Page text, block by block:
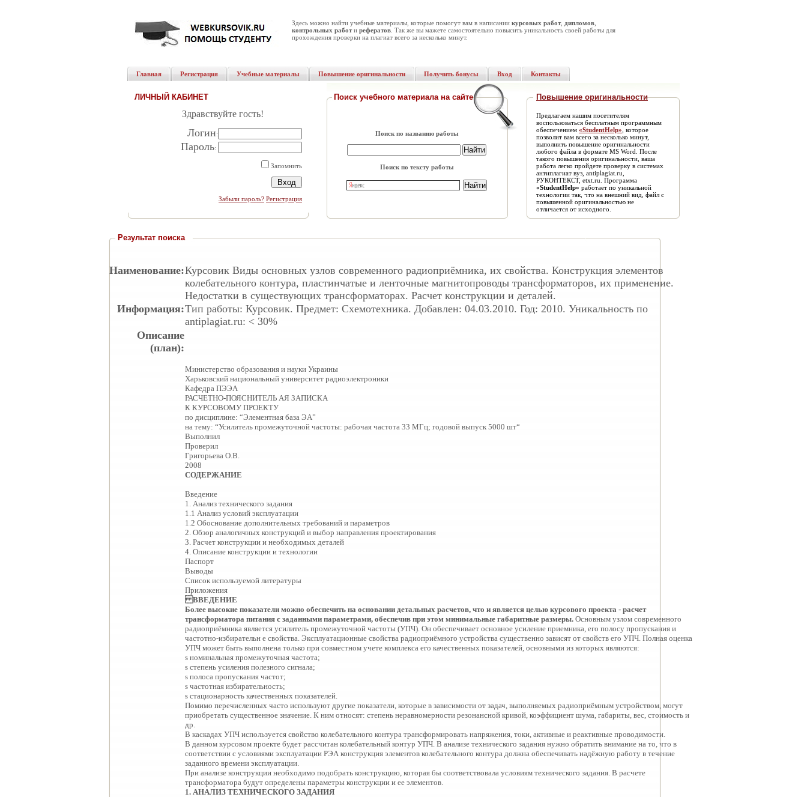
Здесь можно найти учебные материалы, которые помогут вам в написании курсовых работ, дипломов
контрольных работи рефератов . Так же вы мажете самостоятельно повысить уникальность своей работы для
прохождения проверки на плагиат всего за несколько минут.
Главная Регистрация Учебные материалы Повышение оригинальности Получить бонусы Вход Контакты
ЛИЧНЫЙ КАБИНЕТ
Здравствуйте гость!
Логин:
Пароль:
Запомнить
Забыли пароль? Регистрация
Поиск учебного материала на сайте
Поиск по названию работы
Поиск по тексту работы
Повышение оригинальности
Предлагаем нашим посетителям
воспользоваться бесплатным программным
обеспечением «StudentHelp» , которое
позволит вам всего за несколько минут,
выполнить повышение оригинальности
любого файла в формате MS Word. После
такого повышения оригинальности, ваша
работа легко пройдете проверку в системах
антиплагиат вуз, antiplagiat.ru,
РУКОНТЕКСТ, etxt.ru. Программа
«StudentHelp» работает по уникальной
технологии так, что на внешний вид, файл с
повышенной оригинальностью не
отличается от исходного.
Результат поиска
Наименование:Курсовик Виды основных узлов современного радиоприёмника, их свойства. Конструкция элементов
колебательного контура, пластинчатые и ленточные магнитопроводы трансформаторов, их применение.
Недостатки в существующих трансформаторах. Расчет конструкции и деталей.
Информация:Тип работы: Курсовик. Предмет: Схемотехника. Добавлен: 04.03.2010. Год: 2010. Уникальность по
antiplagiat.ru: < 30%
Описание
(план):
Министерство образования и науки Украины
Харьковский национальный университет радиоэлектроники
Кафедра ПЭЭА
РАСЧЕТНО-ПОЯСНИТЕЛЬ АЯ ЗАПИСКА
К КУРСОВОМУ ПРОЕКТУ
по дисциплине: “Элементная база ЭА”
на тему: “Усилитель промежуточной частоты: рабочая частота 33 МГц; годовой выпуск 5000 шт“
Выполнил
Проверил
Григорьева О.В.
2008
СОДЕРЖАНИЕ
Введение
1. Анализ технического задания
1.1 Анализ условий эксплуатации
1.2 Обоснование дополнительных требований и параметров
2. Обзор аналогичных конструкций и выбор направления проектирования
3. Расчет конструкции и необходимых деталей
4. Описание конструкции и технологии
Паспорт
Выводы
Список используемой литературы
Приложения
ВВЕДЕНИЕ
Более высокие показатели можно обеспечить на основании детальных расчетов, что и является целью курсового проекта - расчет
трансформатора питания с заданными параметрами, обеспечив при этом минимальные габаритные размеры.Основным узлом современного
радиоприёмника является усилитель промежуточной частоты (УПЧ). Он обеспечивает основное усиление приемника, его полосу пропускания и
частотно-избирательн е свойства. Эксплуатационные свойства радиоприёмного устройства существенно зависят от свойств его УПЧ. Полная оценка
УПЧ может быть выполнена только при совместном учете комплекса его качественных показателей, основными из которых являются:
ѕ номинальная промежуточная частота;
ѕ степень усиления полезного сигнала;
ѕ полоса пропускания частот;
ѕ частотная избирательность;
ѕ стационарность качественных показателей.
Помимо перечисленных часто используют другие показатели, которые в зависимости от задач, выполняемых радиоприёмным устройством, могут
приобретать существенное значение. К ним относят: степень неравномерности резонансной кривой, коэффициент шума, габариты, вес, стоимость и
др.
В каскадах УПЧ используется свойство колебательного контура трансформировать напряжения, токи, активные и реактивные проводимости.
В данном курсовом проекте будет рассчитан колебательный контур УПЧ. В анализе технического задания нужно обратить внимание на то, что в
соответствии с условиями эксплуатации РЭА конструкция элементов колебательного контура должна обеспечивать надёжную работу в течение
заданного времени эксплуатации.
При анализе конструкции необходимо подобрать конструкцию, которая бы соответствовала условиям технического задания. В расчете
трансформатора будут определены параметры конструкции и ее элементов.
1.АНАЛИЗ ТЕХНИЧЕСКОГО ЗАДАНИЯ